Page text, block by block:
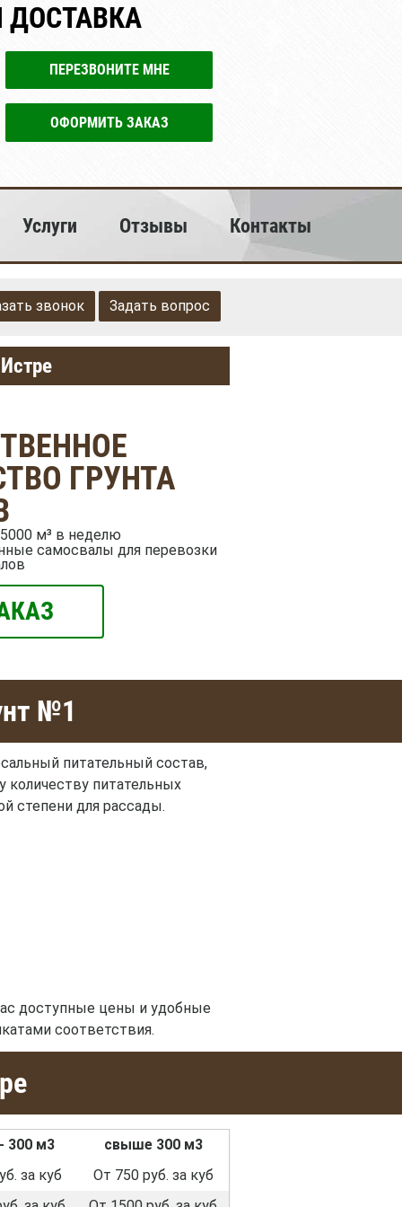
ДОСТАВКА
ПЕРЕЗВОНИТЕ МНЕ
ОФОРМИТЬ ЗАКАЗ
Услуги Отзывы Контакты
звонок Задать вопрос
ГРУНТА
м³ в неделю
самосвалы для перевозки
№1
питательный состав,
количеству питательных
степени для рассады.
доступные цены и удобные
соответствия.
300 м3
свыше 300 м3
за куб
От 750 руб. за куб